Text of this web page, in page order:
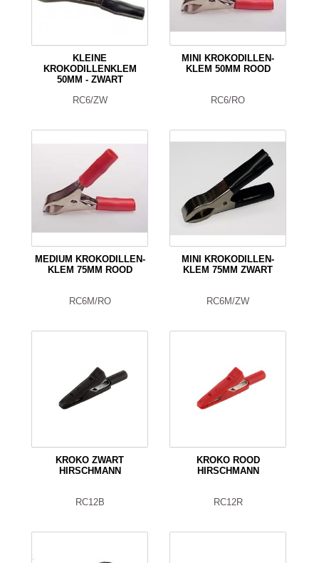
KLEINE
KROKODILLENKLEM
50MM - ZWART
RC6/ZW
MINI KROKODILLEN-
KLEM 50MM ROOD
RC6/RO
MEDIUM KROKODILLEN-
KLEM 75MM ROOD
RC6M/RO
MINI KROKODILLEN-
KLEM 75MM ZWART
RC6M/ZW
KROKO ZWART
HIRSCHMANN
RC12B
KROKO ROOD
HIRSCHMANN
RC12R